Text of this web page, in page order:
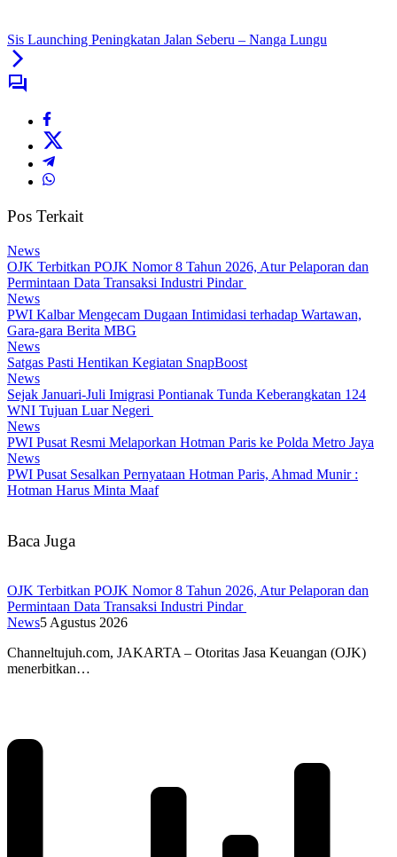
Sis Launching Peningkatan Jalan Seberu – Nanga Lungu
Pos Terkait
News
OJK Terbitkan POJK Nomor 8 Tahun 2026, Atur Pelaporan dan
Permintaan Data Transaksi Industri Pindar
News
PWI Kalbar Mengecam Dugaan Intimidasi terhadap Wartawan,
Gara-gara Berita MBG
News
Satgas Pasti Hentikan Kegiatan SnapBoost
News
Sejak Januari-Juli Imigrasi Pontianak Tunda Keberangkatan 124
WNI Tujuan Luar Negeri
News
PWI Pusat Resmi Melaporkan Hotman Paris ke Polda Metro Jaya
News
PWI Pusat Sesalkan Pernyataan Hotman Paris, Ahmad Munir :
Hotman Harus Minta Maaf
Baca Juga
OJK Terbitkan POJK Nomor 8 Tahun 2026, Atur Pelaporan dan
Permintaan Data Transaksi Industri Pindar
News5 Agustus 2026
Channeltujuh.com, JAKARTA – Otoritas Jasa Keuangan (OJK)
menerbitkan…